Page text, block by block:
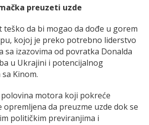
preuzeti uzde
da bi mogao da dođe u gorem
kojoj je preko potrebno liderstvo
sa izazovima od povratka Donalda
u Ukrajini i potencijalnog
Kinom.
motora koji pokreće
da preuzme uzde dok se
političkim previranjima i